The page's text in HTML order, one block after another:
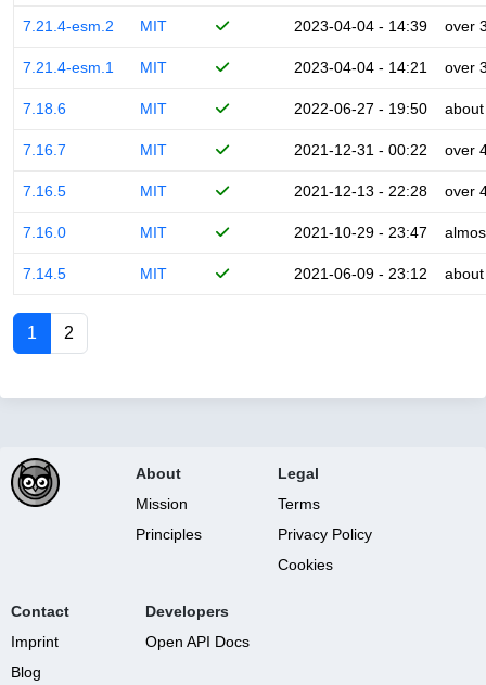
7.21.4-esm.2 MIT 2023-04-04 - 14:39 over
7.21.4-esm.1 MIT 2023-04-04 - 14:21 over
7.18.6 MIT 2022-06-27 - 19:50
7.16.7 MIT 2021-12-31 - 00:22 over
7.16.5 MIT 2021-12-13 - 22:28 over
7.16.0 MIT 2021-10-29 - 23:47
7.14.5 MIT 2021-06-09 - 23:12
1 2
About
Mission
Principles
Legal
Terms
Privacy Policy
Cookies
Contact
Imprint
Blog
Developers
Open API Docs